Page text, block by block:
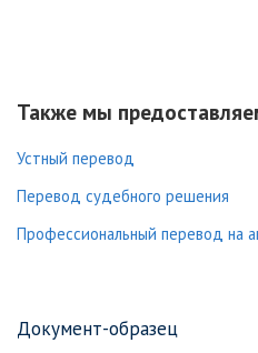
Также мы
Устный перевод
Перевод судебного решения
Профессиональный перевод на
Документ-образец